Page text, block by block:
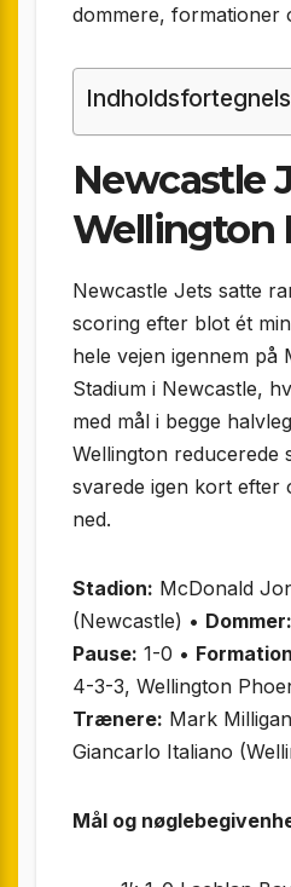
dommere, formationer
Newcastle
Wellington
Newcastle Jets satte
scoring efter blot ét
hele vejen igennem på
Stadium i Newcastle,
med mål i begge
Wellington reducerede
svarede igen kort efter
ned.
Stadion: McDonald
(Newcastle) • Dommer:
Pause: 1-0 •
4-3-3, Wellington
Trænere: Mark
Giancarlo Italiano
Mål og